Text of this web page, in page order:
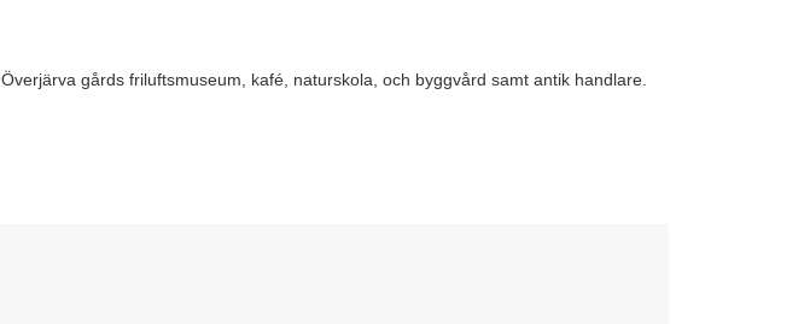
gårds friluftsmuseum, kafé, naturskola, och byggvård samt antik handlare.